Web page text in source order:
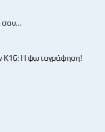
σου…
Κ16: Η φωτογράφηση!